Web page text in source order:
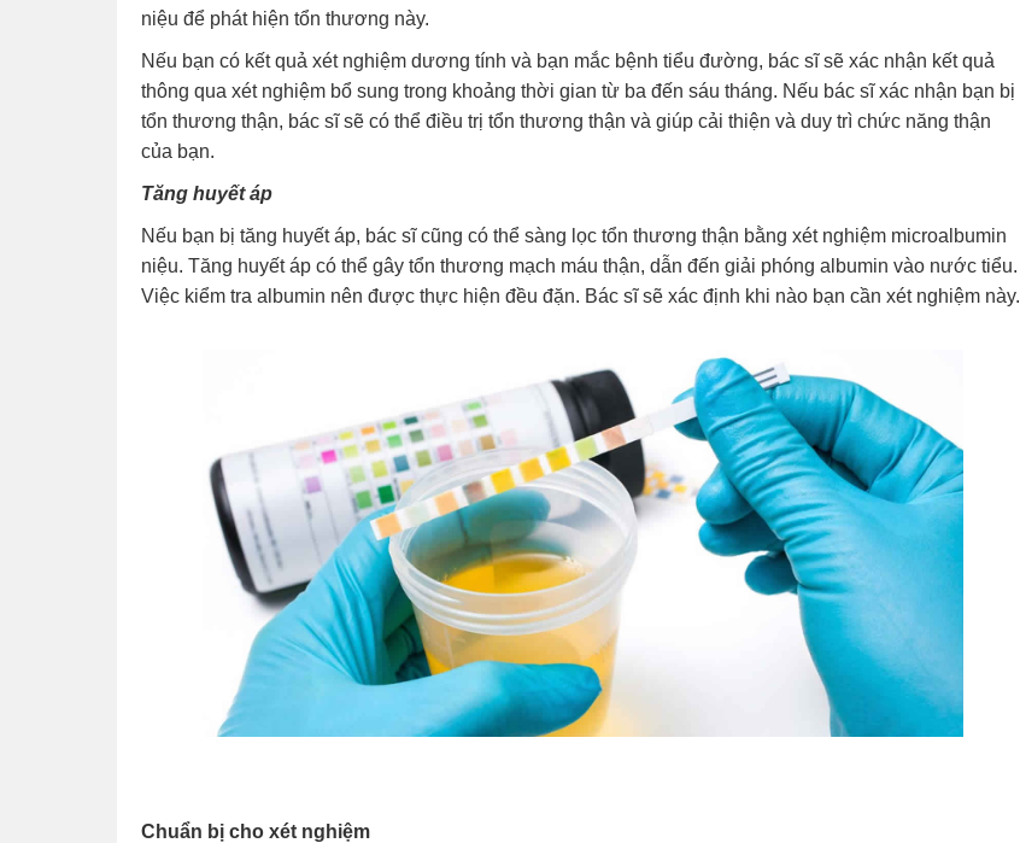
niệu để phát hiện tổn thương này.
Nếu bạn có kết quả xét nghiệm dương tính và bạn mắc bệnh tiểu đường, bác sĩ sẽ xác nhận kết quả
thông qua xét nghiệm bổ sung trong khoảng thời gian từ ba đến sáu tháng. Nếu bác sĩ xác nhận bạn bị
tổn thương thận, bác sĩ sẽ có thể điều trị tổn thương thận và giúp cải thiện và duy trì chức năng thận
của bạn.
Tăng huyết áp
Nếu bạn bị tăng huyết áp, bác sĩ cũng có thể sàng lọc tổn thương thận bằng xét nghiệm microalbumin
niệu. Tăng huyết áp có thể gây tổn thương mạch máu thận, dẫn đến giải phóng albumin vào nước tiểu.
Việc kiểm tra albumin nên được thực hiện đều đặn. Bác sĩ sẽ xác định khi nào bạn cần xét nghiệm này.
Chuẩn bị cho xét nghiệm